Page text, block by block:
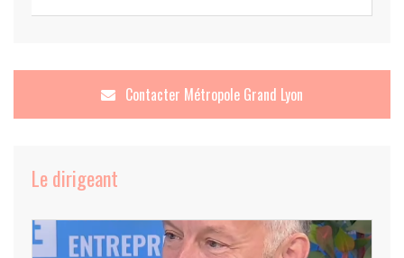
Contacter Métropole Grand Lyon
Le dirigeant